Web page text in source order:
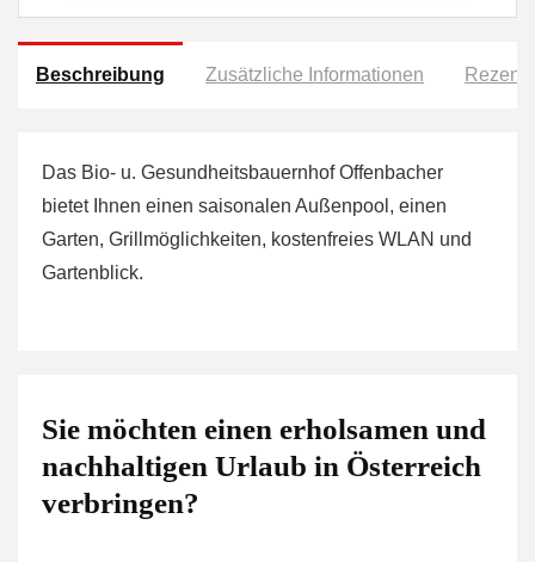
Beschreibung Zusätzliche Informationen
Das Bio- u. Gesundheitsbauernhof Offenbacher
bietet Ihnen einen saisonalen Außenpool, einen
Garten, Grillmöglichkeiten, kostenfreies WLAN und
Gartenblick.
Sie möchten einen erholsamen und
nachhaltigen Urlaub in Österreich
verbringen?